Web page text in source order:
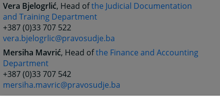
Vera Bjelogrlić, Head ofthe Judicial Documentation
and Training Department
+387 (0)33 707 522
vera.bjelogrlic@pravosudje.ba
Mersiha Mavrić, Head ofthe Finance and Accounting
Department
+387 (0)33 707 542
mersiha.mavric@pravosudje.ba